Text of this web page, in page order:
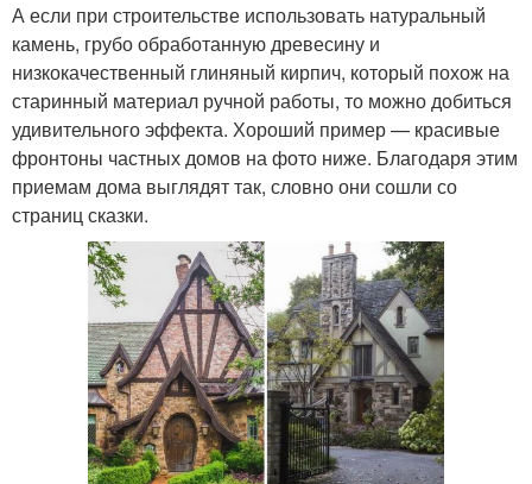
А если при строительстве использовать натуральный
камень, грубо обработанную древесину и
низкокачественный глиняный кирпич, который похож на
старинный материал ручной работы, то можно добиться
удивительного эффекта. Хороший пример — красивые
фронтоны частных домов на фото ниже. Благодаря этим
приемам дома выглядят так, словно они сошли со
страниц сказки.